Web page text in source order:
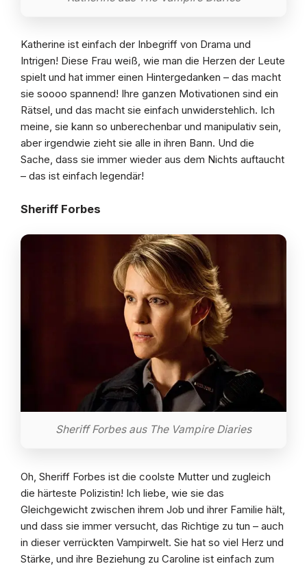
Katherine ist einfach der Inbegriff von Drama und
Intrigen! Diese Frau weiß, wie man die Herzen der Leute
spielt und hat immer einen Hintergedanken – das macht
sie soooo spannend! Ihre ganzen Motivationen sind ein
Rätsel, und das macht sie einfach unwiderstehlich. Ich
meine, sie kann so unberechenbar und manipulativ sein,
aber irgendwie zieht sie alle in ihren Bann. Und die
Sache, dass sie immer wieder aus dem Nichts auftaucht
– das ist einfach legendär!
Sheriff Forbes
Sheriff Forbes aus The Vampire Diaries
Oh, Sheriff Forbes ist die coolste Mutter und zugleich
die härteste Polizistin! Ich liebe, wie sie das
Gleichgewicht zwischen ihrem Job und ihrer Familie hält,
und dass sie immer versucht, das Richtige zu tun – auch
in dieser verrückten Vampirwelt. Sie hat so viel Herz und
Stärke, und ihre Beziehung zu Caroline ist einfach zum